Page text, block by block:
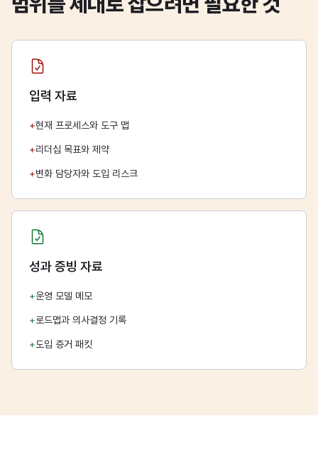
입력 자료
+현재 프로세스와 도구 맵
+리더십 목표와 제약
+변화 담당자와 도입 리스크
성과 증빙 자료
+운영 모델 메모
+로드맵과 의사결정 기록
+도입 증거 패킷